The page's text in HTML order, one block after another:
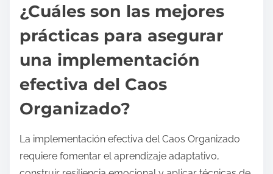
¿Cuáles son las mejores
prácticas para asegurar
una implementación
efectiva del Caos
Organizado?
La implementación efectiva del Caos Organizado
requiere fomentar el aprendizaje adaptativo,